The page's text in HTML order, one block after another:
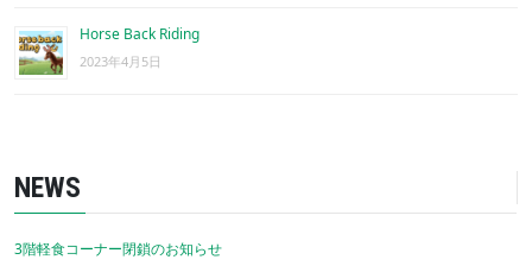
Horse Back Riding
2023年4月5日
NEWS
3階軽食コーナー閉鎖のお知らせ